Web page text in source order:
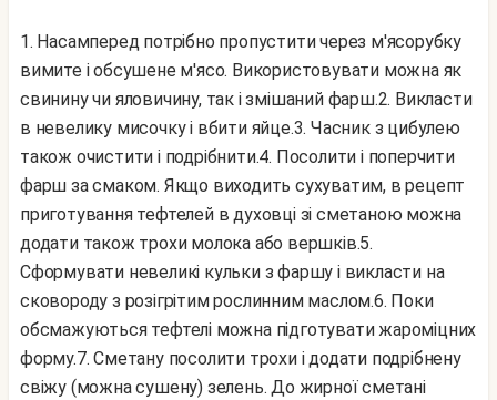
1. Насамперед потрібно пропустити через м'ясорубку
вимите і обсушене м'ясо. Використовувати можна як
свинину чи яловичину, так і змішаний фарш.2. Викласти
в невелику мисочку і вбити яйце.3. Часник з цибулею
також очистити і подрібнити.4. Посолити і поперчити
фарш за смаком. Якщо виходить сухуватим, в рецепт
приготування тефтелей в духовці зі сметаною можна
додати також трохи молока або вершків.5.
Сформувати невеликі кульки з фаршу і викласти на
сковороду з розігрітим рослинним маслом.6. Поки
обсмажуються тефтелі можна підготувати жароміцних
форму.7. Сметану посолити трохи і додати подрібнену
свіжу (можна сушену) зелень. До жирної сметані